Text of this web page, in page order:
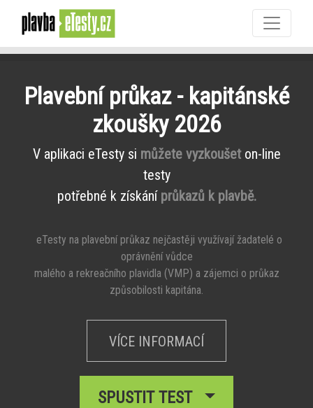
Plavební průkaz - kapitánské
zkoušky 2026
V aplikaci eTesty si můžete vyzkoušeton-line
testy
potřebné k získání průkazů k plavbě.
eTesty na plavební průkaz nejčastěji využívají žadatelé o
oprávnění vůdce
malého a rekreačního plavidla (VMP) a zájemci o průkaz
způsobilosti kapitána.
VÍCE INFORMACÍ
SPUSTIT TEST